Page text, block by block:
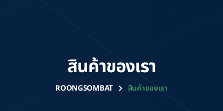
สินค้าของเรา
ROONGSOMBAT สินค้าของเรา